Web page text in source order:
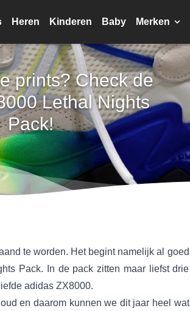
Heren Kinderen Baby Merken
prints? Check de
Lethal Nights
Pack!
te worden. Het begint namelijk al goed
Pack. In de pack zitten maar liefst drie
adidas ZX8000.
en daarom kunnen we dit jaar heel wat